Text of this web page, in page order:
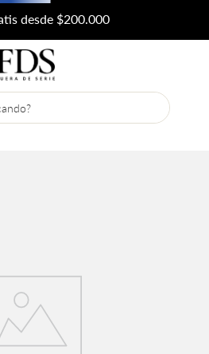
desde $200.000